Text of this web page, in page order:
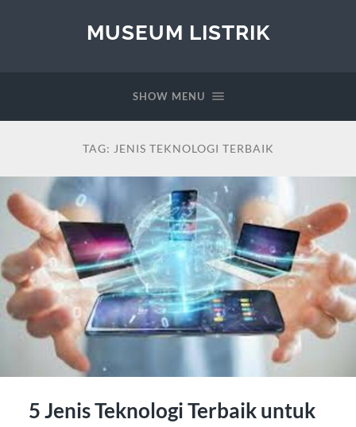
MUSEUM LISTRIK
SHOW MENU
TAG: JENIS TEKNOLOGI TERBAIK
5 Jenis Teknologi Terbaik untuk